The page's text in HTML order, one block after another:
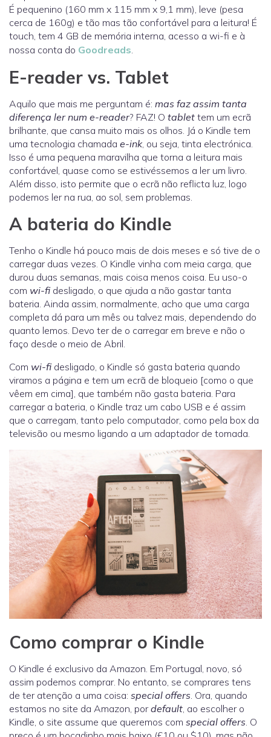
É pequenino (160 mm x 115 mm x 9,1 mm), leve (pesa
cerca de 160g) e tão mas tão confortável para a leitura! É
touch, tem 4 GB de memória interna, acesso a wi-fi e à
nossa conta do Goodreads.
E-reader vs. Tablet
Aquilo que mais me perguntam é: mas faz assim tanta
diferença ler num e-reader? FAZ! O tablet tem um ecrã
brilhante, que cansa muito mais os olhos. Já o Kindle tem
uma tecnologia chamada e-ink, ou seja, tinta electrónica.
Isso é uma pequena maravilha que torna a leitura mais
confortável, quase como se estivéssemos a ler um livro.
Além disso, isto permite que o ecrã não reflicta luz, logo
podemos ler na rua, ao sol, sem problemas.
A bateria do Kindle
Tenho o Kindle há pouco mais de dois meses e só tive de o
carregar duas vezes. O Kindle vinha com meia carga, que
durou duas semanas, mais coisa menos coisa. Eu uso-o
com wi-fi desligado, o que ajuda a não gastar tanta
bateria. Ainda assim, normalmente, acho que uma carga
completa dá para um mês ou talvez mais, dependendo do
quanto lemos. Devo ter de o carregar em breve e não o
faço desde o meio de Abril.
Com wi-fi desligado, o Kindle só gasta bateria quando
viramos a página e tem um ecrã de bloqueio [como o que
vêem em cima], que também não gasta bateria. Para
carregar a bateria, o Kindle traz um cabo USB e é assim
que o carregam, tanto pelo computador, como pela box da
televisão ou mesmo ligando a um adaptador de tomada.
Como comprar o Kindle
O Kindle é exclusivo da Amazon. Em Portugal, novo, só
assim podemos comprar. No entanto, se comprares tens
de ter atenção a uma coisa: special offers . Ora, quando
estamos no site da Amazon, pordefault , ao escolher o
Kindle, o site assume que queremos com special offers . O